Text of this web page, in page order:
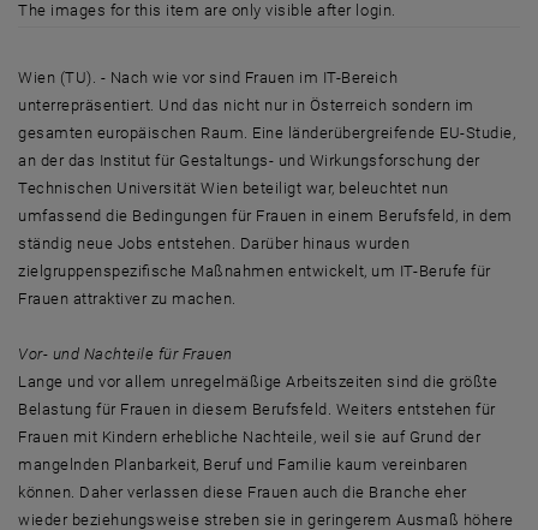
The images for this item are only visible after login.
Wien (TU). - Nach wie vor sind Frauen im IT-Bereich
unterrepräsentiert. Und das nicht nur in Österreich sondern im
gesamten europäischen Raum. Eine länderübergreifende EU-Studie,
an der das Institut für Gestaltungs- und Wirkungsforschung der
Technischen Universität Wien beteiligt war, beleuchtet nun
umfassend die Bedingungen für Frauen in einem Berufsfeld, in dem
ständig neue Jobs entstehen. Darüber hinaus wurden
zielgruppenspezifische Maßnahmen entwickelt, um IT-Berufe für
Frauen attraktiver zu machen.
Vor- und Nachteile für Frauen
Lange und vor allem unregelmäßige Arbeitszeiten sind die größte
Belastung für Frauen in diesem Berufsfeld. Weiters entstehen für
Frauen mit Kindern erhebliche Nachteile, weil sie auf Grund der
mangelnden Planbarkeit, Beruf und Familie kaum vereinbaren
können. Daher verlassen diese Frauen auch die Branche eher
wieder beziehungsweise streben sie in geringerem Ausmaß höhere